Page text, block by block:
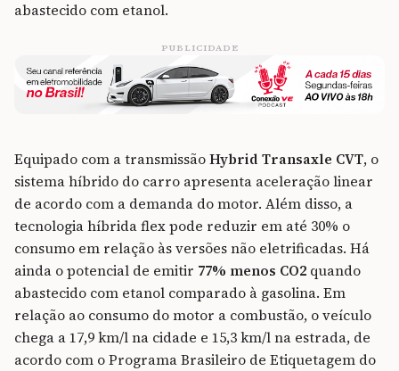
abastecido com etanol.
PUBLICIDADE
Equipado com a transmissãoHybrid Transaxle CVT, o
sistema híbrido do carro apresenta aceleração linear
de acordo com a demanda do motor. Além disso, a
tecnologia híbrida flex pode reduzir em até 30% o
consumo em relação às versões não eletrificadas. Há
ainda o potencial de emitir 77% menos CO2 quando
abastecido com etanol comparado à gasolina. Em
relação ao consumo do motor a combustão, o veículo
chega a 17,9 km/l na cidade e 15,3 km/l na estrada, de
acordo com o Programa Brasileiro de Etiquetagem do